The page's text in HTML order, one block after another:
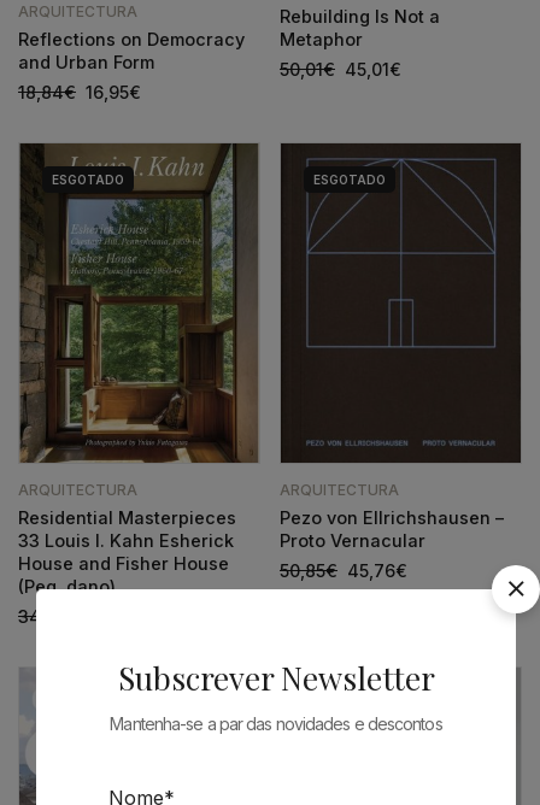
ARQUITECTURA
Reflections on Democracy
and Urban Form
18,84€ 16,95€
Rebuilding Is Not a
Metaphor
50,01€ 45,01€
ESGOTADO
ARQUITECTURA
Residential Masterpieces
33 Louis I. Kahn Esherick
House and Fisher House
(Peq. dano)
34,96
ESGOTADO
ARQUITECTURA
Pezo von Ellrichshausen –
Proto Vernacular
50,85€ 45,76€
Subscrever Newsletter
Mantenha-se a par das novidades e descontos